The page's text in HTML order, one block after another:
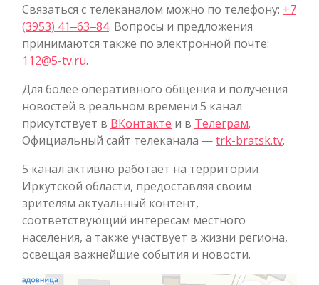
Связаться с телеканалом можно по телефону: +7
(3953) 41‒63‒84. Вопросы и предложения
принимаются также по электронной почте:
112@5-tv.ru.
Для более оперативного общения и получения
новостей в реальном времени 5 канал
присутствует в ВКонтакте и в Телеграм.
Официальный сайт телеканала —trk-bratsk.tv.
5 канал активно работает на территории
Иркутской области, предоставляя своим
зрителям актуальный контент,
соответствующий интересам местного
населения, а также участвует в жизни региона,
освещая важнейшие события и новости.